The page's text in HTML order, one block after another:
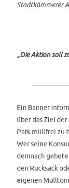
Stadtkämmerer
„Die Aktion soll
Ein Banner
über das Ziel
Park müllfrei zu
Wer seine
demnach
den Rucksack
eigenen